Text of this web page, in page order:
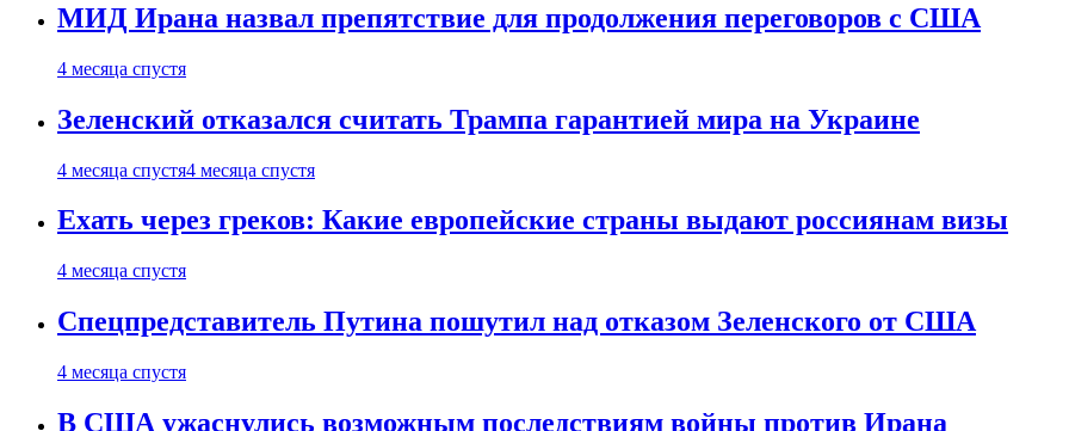
МИД Ирана назвал препятствие для продолжения переговоров с США
4 месяца спустя
Зеленский отказался считать Трампа гарантией мира на Украине
4 месяца спустя4 месяца спустя
Ехать через греков: Какие европейские страны выдают россиянам визы
4 месяца спустя
Спецпредставитель Путина пошутил над отказом Зеленского от США
4 месяца спустя
В США ужаснулись возможным последствиям войны против Ирана